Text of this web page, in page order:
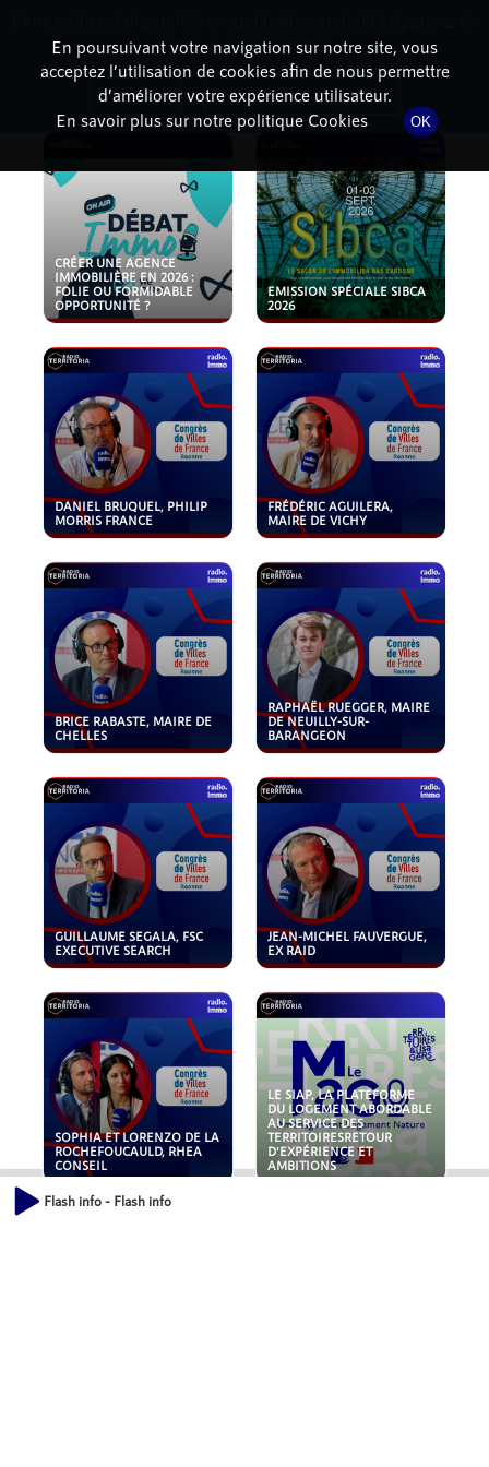
PODCASTS
CRÉER UNE AGENCE
IMMOBILIÈRE EN 2026 :
FOLIE OU FORMIDABLE
OPPORTUNITÉ ?
EMISSION SPÉCIALE SIBCA
2026
DANIEL BRUQUEL, PHILIP
MORRIS FRANCE
FRÉDÉRIC AGUILERA,
MAIRE DE VICHY
BRICE RABASTE, MAIRE DE
CHELLES
RAPHAËL RUEGGER, MAIRE
DE NEUILLY-SUR-
BARANGEON
GUILLAUME SEGALA, FSC
EXECUTIVE SEARCH
JEAN-MICHEL FAUVERGUE,
EX RAID
SOPHIA ET LORENZO DE LA
ROCHEFOUCAULD, RHEA
CONSEIL
LE SIAP, LA PLATEFORME
DU LOGEMENT ABORDABLE
AU SERVICE DES
TERRITOIRESRETOUR
D'EXPÉRIENCE ET
AMBITIONS
Flash info - Flash info
En poursuivant votre navigation sur notre site, vous
acceptez l’utilisation de cookies afin de nous permettre
d’améliorer votre expérience utilisateur.
En savoir plus sur notre politique Cookies
OK
dessous pour l'installer.
Non merci Télécharger l'application